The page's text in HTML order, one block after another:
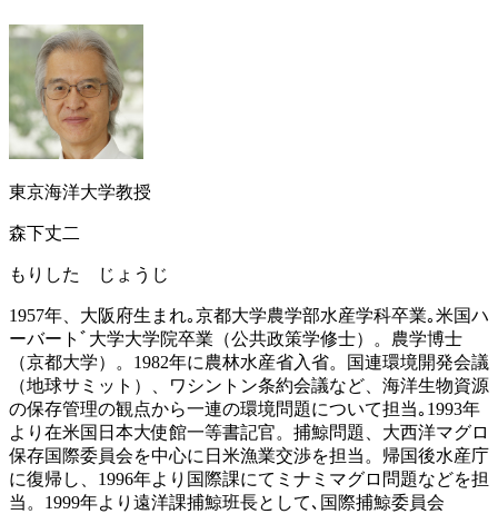
東京海洋大学教授
森下丈二
もりした じょうじ
1957年、大阪府生まれ｡京都大学農学部水産学科卒業｡米国ハ
ーバートﾞ大学大学院卒業（公共政策学修士）。農学博士
（京都大学）。1982年に農林水産省入省。国連環境開発会議
（地球サミット）、ワシントン条約会議など、海洋生物資源
の保存管理の観点から一連の環境問題について担当｡1993年
より在米国日本大使館一等書記官。捕鯨問題、大西洋マグロ
保存国際委員会を中心に日米漁業交渉を担当。帰国後水産庁
に復帰し、1996年より国際課にてミナミマグロ問題などを担
当。1999年より遠洋課捕鯨班長として､国際捕鯨委員会